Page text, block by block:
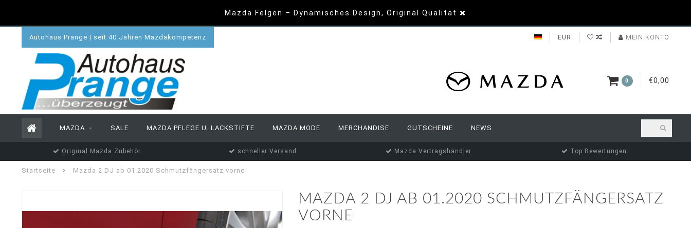
Mazda Felgen – Dynamisches Design, Original Qualität
Autohaus Prange | seit 40 Jahren Mazdakompetenz EUR MEIN KONTO
0 €0,00
MAZDA SALE MAZDA PFLEGE U. LACKSTIFTE MAZDA MODE MERCHANDISE GUTSCHEINE NEWS
Original Mazda Zubehör schneller Versand Mazda Vertragshändler Top Bewertungen
Startseite Mazda 2 DJ ab 01.2020 Schmutzfängersatz vorne
MAZDA 2 DJ AB 01.2020 SCHMUTZFÄNGERSATZ
VORNE